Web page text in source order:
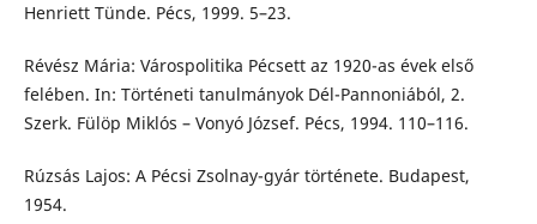
Henriett Tünde. Pécs, 1999. 5–23.
Révész Mária: Várospolitika Pécsett az 1920-as évek első
felében. In: Történeti tanulmányok Dél-Pannoniából, 2.
Szerk. Fülöp Miklós – Vonyó József. Pécs, 1994. 110–116.
Rúzsás Lajos: A Pécsi Zsolnay-gyár története. Budapest,
1954.